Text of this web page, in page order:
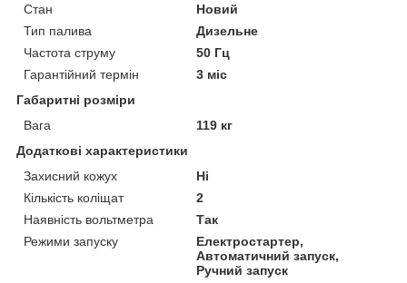
Стан
Новий
Тип палива
Дизельне
Частота струму
50 Гц
Гарантійний термін
3 міс
Габаритні розміри
Вага
119 кг
Додаткові характеристики
Захисний кожух
Ні
Кількість коліщат
2
Наявність вольтметра
Так
Режими запуску
Електростартер,
Автоматичний запуск,
Ручний запуск